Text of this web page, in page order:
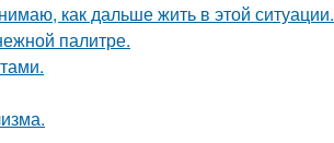
как дальше жить в этой ситуации.
палитре.